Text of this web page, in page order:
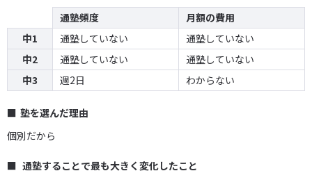
通塾頻度
月額の費用
中1
通塾していない
通塾していない
中2
通塾していない
通塾していない
中3
週2日 わからない
塾を選んだ理由
個別だから
通塾することで最も大きく変化したこと